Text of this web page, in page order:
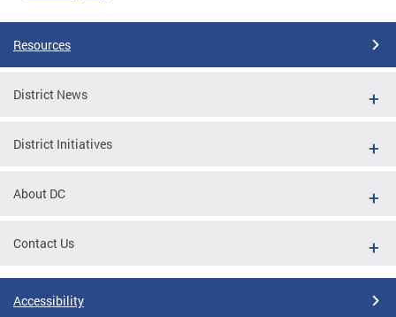
Resources
District News
District Initiatives
About DC
Contact Us
Accessibility